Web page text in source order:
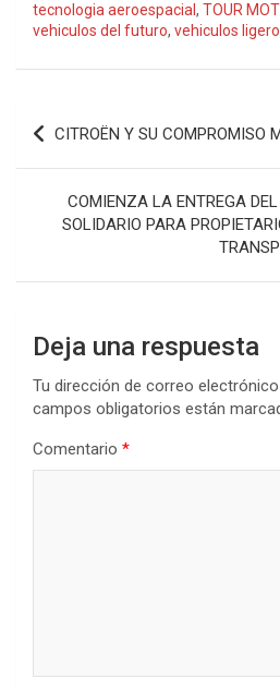
tecnologia aeroespacial, TOUR
vehiculos del futuro, vehiculos
Navegación
de
entradas
CITROËN Y SU COMPROMISO
COMIENZA LA ENTREGA
SOLIDARIO PARA
Deja una respuesta
Tu dirección de correo
campos obligatorios están
Comentario *